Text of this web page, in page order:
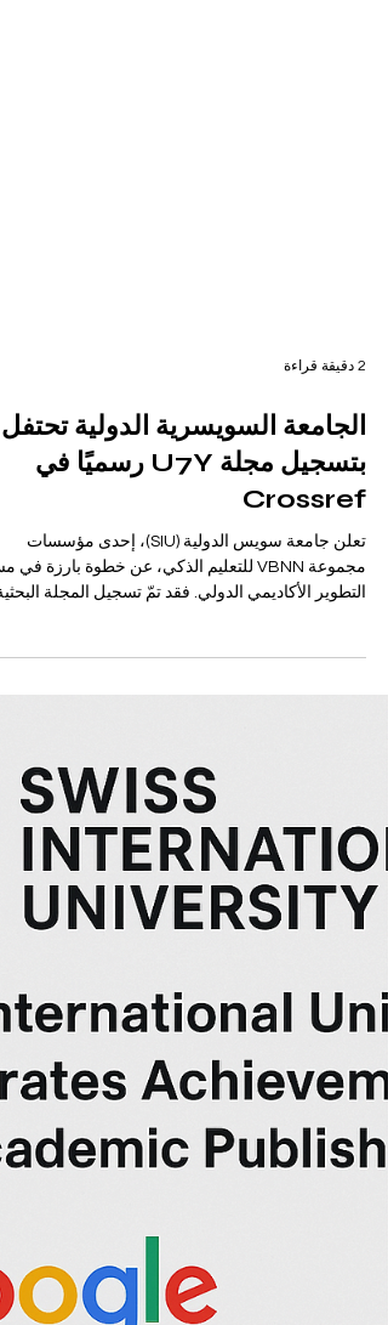
2 دقيقة قراءة
الجامعة السويسرية الدولية تحتفل
بتسجيل مجلة U7Y رسميًا في
Crossref
، رسميًا في Crossref ، وهي من أبرز الهيئات العالمية
التي تدعم البنية التحتية للنشر العلمي. يمثل هذا الإنجاز
خطوة استراتيجية تعزز التزام SIU ببناء بيئة بحثية قوية
ومتوافقة مع المعايير الدولية، وترسّخ رؤية الجامعة في
دعم الشفافية والجودة والمع